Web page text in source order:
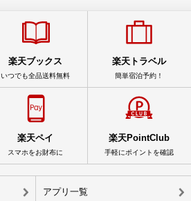
楽天ブックス
いつでも全品送料無料
楽天トラベル
簡単宿泊予約！
楽天ペイ
スマホをお財布に
楽天PointClub
手軽にポイントを確認
アプリ一覧